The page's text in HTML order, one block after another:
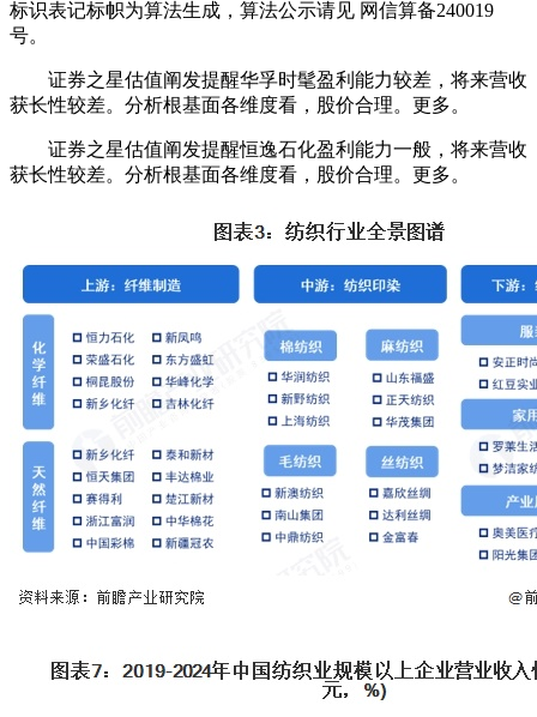
标识表记标帜为算法生成，算法公示请见 网信算备240019
号。
证券之星估值阐发提醒华孚时髦盈利能力较差，将来营收
获长性较差。分析根基面各维度看，股价合理。更多。
证券之星估值阐发提醒恒逸石化盈利能力一般，将来营收
获长性较差。分析根基面各维度看，股价合理。更多。